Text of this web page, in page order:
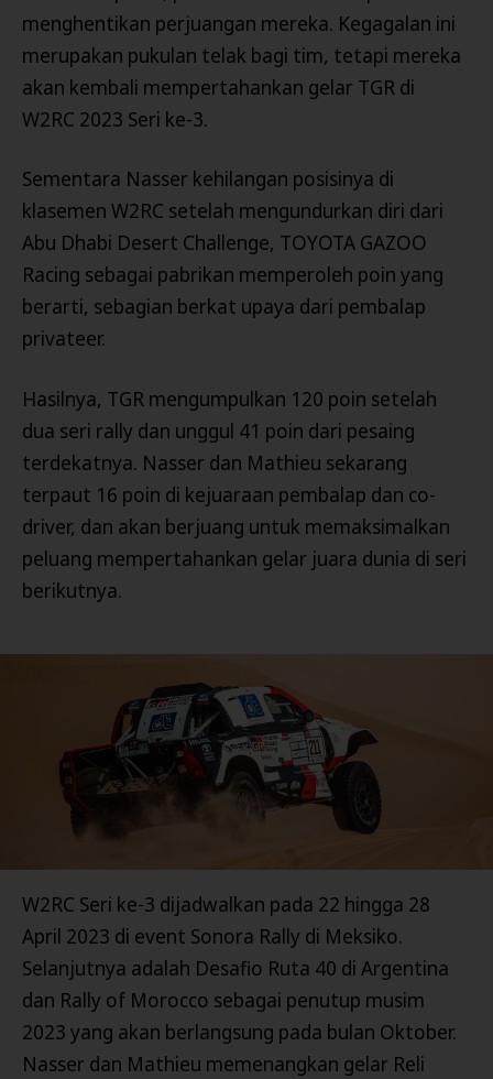
menghentikan perjuangan mereka. Kegagalan ini
merupakan pukulan telak bagi tim, tetapi mereka
akan kembali mempertahankan gelar TGR di
W2RC 2023 Seri ke-3.
Sementara Nasser kehilangan posisinya di
klasemen W2RC setelah mengundurkan diri dari
Abu Dhabi Desert Challenge, TOYOTA GAZOO
Racing sebagai pabrikan memperoleh poin yang
berarti, sebagian berkat upaya dari pembalap
privateer.
Hasilnya, TGR mengumpulkan 120 poin setelah
dua seri rally dan unggul 41 poin dari pesaing
terdekatnya. Nasser dan Mathieu sekarang
terpaut 16 poin di kejuaraan pembalap dan co-
driver, dan akan berjuang untuk memaksimalkan
peluang mempertahankan gelar juara dunia di seri
berikutnya.
W2RC Seri ke-3 dijadwalkan pada 22 hingga 28
April 2023 di event Sonora Rally di Meksiko.
Selanjutnya adalah Desafio Ruta 40 di Argentina
dan Rally of Morocco sebagai penutup musim
2023 yang akan berlangsung pada bulan Oktober.
Nasser dan Mathieu memenangkan gelar Reli